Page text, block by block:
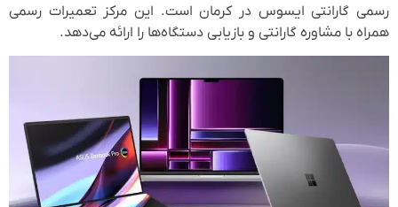
رسمی گارانتی ایسوس در کرمان است. این مرکز تعمیرات رسمی
همراه با مشاوره گارانتی و بازیابی دستگاه‌ها را ارائه می‌دهد.